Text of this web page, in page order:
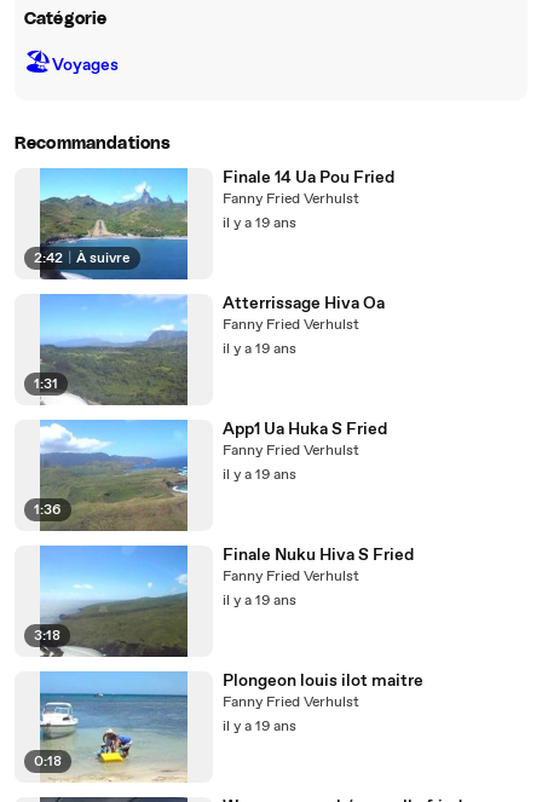
Catégorie
🏖Voyages
Recommandations
2:42 À suivre
Finale 14 Ua Pou Fried
Fanny Fried Verhulst
il y a 19 ans
1:31
Atterrissage Hiva Oa
Fanny Fried Verhulst
il y a 19 ans
1:36
App1 Ua Huka S Fried
Fanny Fried Verhulst
il y a 19 ans
3:18
Finale Nuku Hiva S Fried
Fanny Fried Verhulst
il y a 19 ans
0:18
Plongeon louis ilot maitre
Fanny Fried Verhulst
il y a 19 ans